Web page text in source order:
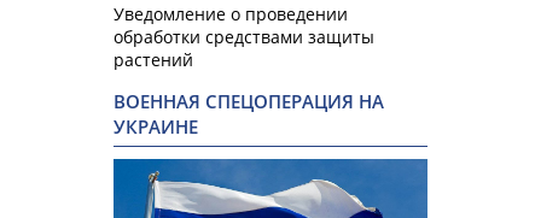
Уведомление о проведении
обработки средствами защиты
растений
ВОЕННАЯ СПЕЦОПЕРАЦИЯ НА
УКРАИНЕ